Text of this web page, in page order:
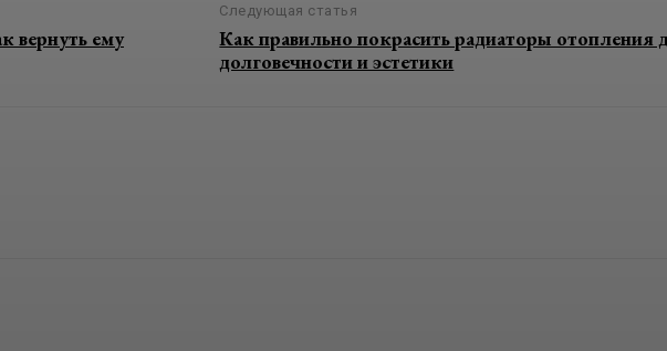
вернуть ему
Следующая статья
Как правильно покрасить радиаторы отопления
долговечности и эстетики